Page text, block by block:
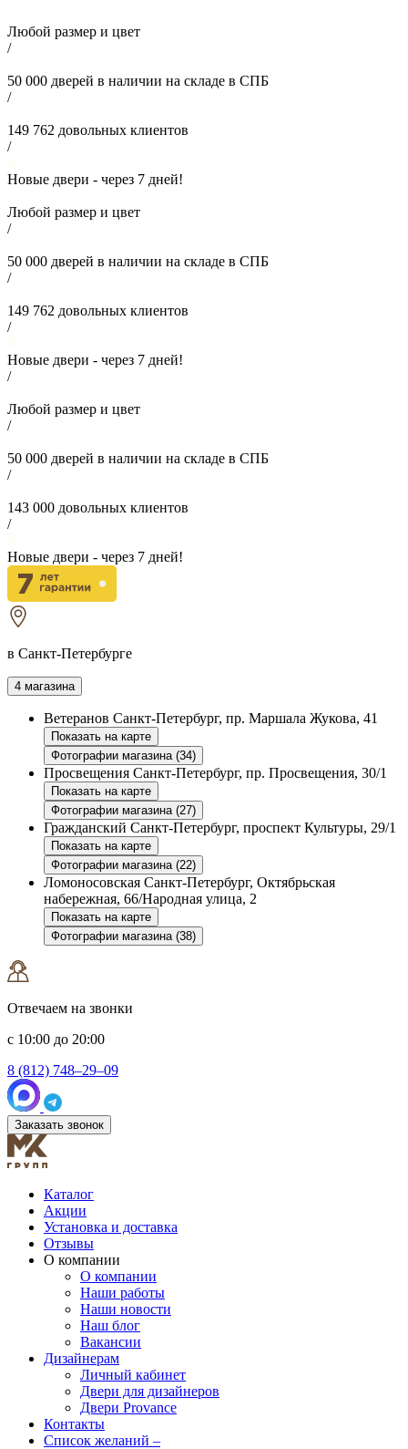
Любой размер и цвет
/
50 000 дверей в наличии на складе в СПБ
/
149 762 довольных клиентов
/
Новые двери - через 7 дней!
Любой размер и цвет
/
50 000 дверей в наличии на складе в СПБ
/
149 762 довольных клиентов
/
Новые двери - через 7 дней!
/
Любой размер и цвет
/
50 000 дверей в наличии на складе в СПБ
/
143 000 довольных клиентов
/
Новые двери - через 7 дней!
в Санкт-Петербурге
4 магазина
Ветеранов Санкт-Петербург, пр. Маршала Жукова, 41
Показать на карте
Фотографии магазина (34)
Просвещения Санкт-Петербург, пр. Просвещения, 30/1
Показать на карте
Фотографии магазина (27)
Гражданский Санкт-Петербург, проспект Культуры, 29/1
Показать на карте
Фотографии магазина (22)
Ломоносовская Санкт-Петербург, Октябрьская
набережная, 66/Народная улица, 2
Показать на карте
Фотографии магазина (38)
Отвечаем на звонки
с 10:00 до 20:00
8 (812) 748–29–09
Заказать звонок
Каталог
Акции
Установка и доставка
Отзывы
О компании
О компании
Наши работы
Наши новости
Наш блог
Вакансии
Дизайнерам
Личный кабинет
Двери для дизайнеров
Двери Provance
Контакты
Список желаний –